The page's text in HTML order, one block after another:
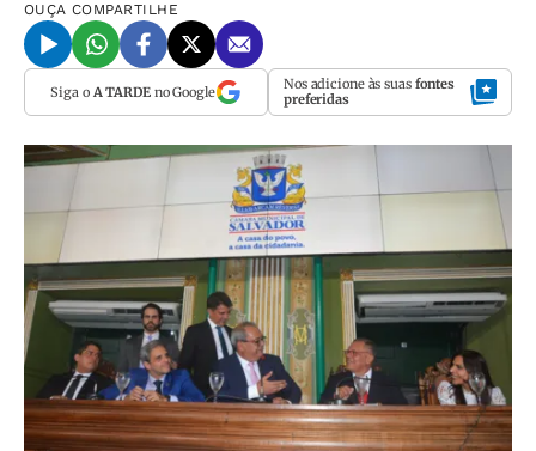
OUÇA COMPARTILHE
Siga o A TARDEno Google Nos adicione às suas fontes
preferidas